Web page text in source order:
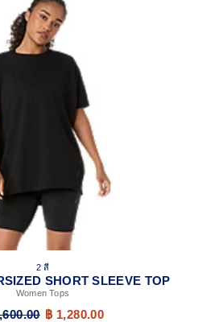
2 สี
SHORT SLEEVE TOP
Women Tops
฿ 1,280.00